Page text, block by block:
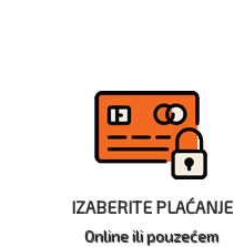
IZABERITE PLAĆANJE
Online ili pouzećem